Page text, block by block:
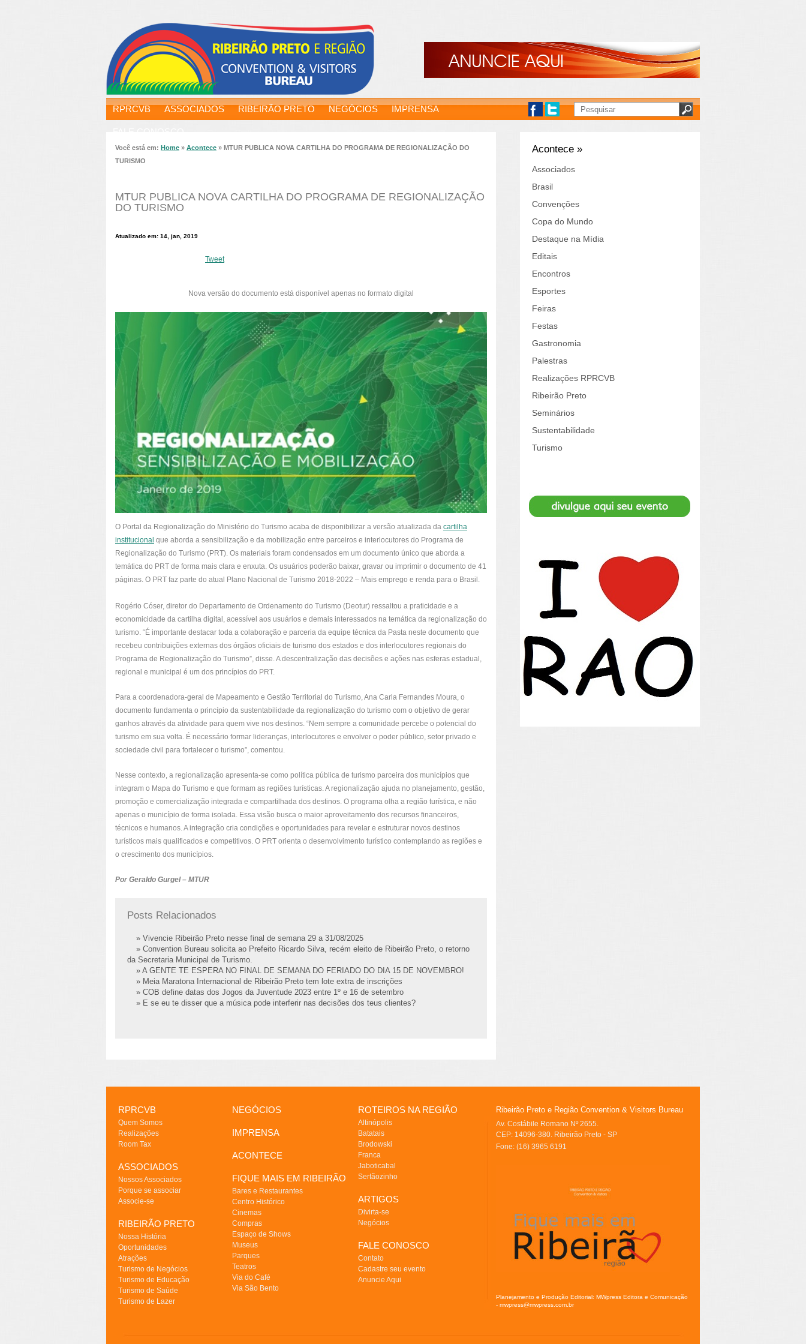
RPRCVB ASSOCIADOS RIBEIRÃO PRETO NEGÓCIOS IMPRENSA
Você está em: Home » Acontece » MTUR PUBLICA NOVA CARTILHA DO PROGRAMA DE REGIONALIZAÇÃO DO
TURISMO
MTUR PUBLICA NOVA CARTILHA DO PROGRAMA DE REGIONALIZAÇÃO
DO TURISMO
Atualizado em: 14, jan, 2019
Tweet
Nova versão do documento está disponível apenas no formato digital
O Portal da Regionalização do Ministério do Turismo acaba de disponibilizar a versão atualizada da cartilha
institucional que aborda a sensibilização e da mobilização entre parceiros e interlocutores do Programa de
Regionalização do Turismo (PRT). Os materiais foram condensados em um documento único que aborda a
temática do PRT de forma mais clara e enxuta. Os usuários poderão baixar, gravar ou imprimir o documento de 41
páginas. O PRT faz parte do atual Plano Nacional de Turismo 2018-2022 – Mais emprego e renda para o Brasil.
Rogério Cóser, diretor do Departamento de Ordenamento do Turismo (Deotur) ressaltou a praticidade e a
economicidade da cartilha digital, acessível aos usuários e demais interessados na temática da regionalização do
turismo. “É importante destacar toda a colaboração e parceria da equipe técnica da Pasta neste documento que
recebeu contribuições externas dos órgãos oficiais de turismo dos estados e dos interlocutores regionais do
Programa de Regionalização do Turismo”, disse. A descentralização das decisões e ações nas esferas estadual,
regional e municipal é um dos princípios do PRT.
Para a coordenadora-geral de Mapeamento e Gestão Territorial do Turismo, Ana Carla Fernandes Moura, o
documento fundamenta o princípio da sustentabilidade da regionalização do turismo com o objetivo de gerar
ganhos através da atividade para quem vive nos destinos. “Nem sempre a comunidade percebe o potencial do
turismo em sua volta. É necessário formar lideranças, interlocutores e envolver o poder público, setor privado e
sociedade civil para fortalecer o turismo”, comentou.
Nesse contexto, a regionalização apresenta-se como política pública de turismo parceira dos municípios que
integram o Mapa do Turismo e que formam as regiões turísticas. A regionalização ajuda no planejamento, gestão,
promoção e comercialização integrada e compartilhada dos destinos. O programa olha a região turística, e não
apenas o município de forma isolada. Essa visão busca o maior aproveitamento dos recursos financeiros,
técnicos e humanos. A integração cria condições e oportunidades para revelar e estruturar novos destinos
turísticos mais qualificados e competitivos. O PRT orienta o desenvolvimento turístico contemplando as regiões e
o crescimento dos municípios.
Por Geraldo Gurgel – MTUR
Posts Relacionados
» Vivencie Ribeirão Preto nesse final de semana 29 a 31/08/2025
» Convention Bureau solicita ao Prefeito Ricardo Silva, recém eleito de Ribeirão Preto, o retorno
da Secretaria Municipal de Turismo.
» A GENTE TE ESPERA NO FINAL DE SEMANA DO FERIADO DO DIA 15 DE NOVEMBRO!
» Meia Maratona Internacional de Ribeirão Preto tem lote extra de inscrições
» COB define datas dos Jogos da Juventude 2023 entre 1º e 16 de setembro
» E se eu te disser que a música pode interferir nas decisões dos teus clientes?
Acontece »
Associados
Brasil
Convenções
Copa do Mundo
Destaque na Mídia
Editais
Encontros
Esportes
Feiras
Festas
Gastronomia
Palestras
Realizações RPRCVB
Ribeirão Preto
Seminários
Sustentabilidade
Turismo
RPRCVB
Quem Somos
Realizações
Room Tax
ASSOCIADOS
Nossos Associados
Porque se associar
Associe-se
RIBEIRÃO PRETO
Nossa História
Oportunidades
Atrações
Turismo de Negócios
Turismo de Educação
Turismo de Saúde
Turismo de Lazer
NEGÓCIOS
IMPRENSA
ACONTECE
FIQUE MAIS EM RIBEIRÃO
Bares e Restaurantes
Centro Histórico
Cinemas
Compras
Espaço de Shows
Museus
Parques
Teatros
Via do Café
Via São Bento
ROTEIROS NA REGIÃO
Altinópolis
Batatais
Brodowski
Franca
Jaboticabal
Sertãozinho
ARTIGOS
Divirta-se
Negócios
FALE CONOSCO
Contato
Cadastre seu evento
Anuncie Aqui
Ribeirão Preto e Região Convention & Visitors Bureau
Av. Costábile Romano Nº 2655.
CEP: 14096-380. Ribeirão Preto - SP
Fone: (16) 3965 6191
Planejamento e Produção Editorial: MWpress Editora e Comunicação
- mwpress@mwpress.com.br